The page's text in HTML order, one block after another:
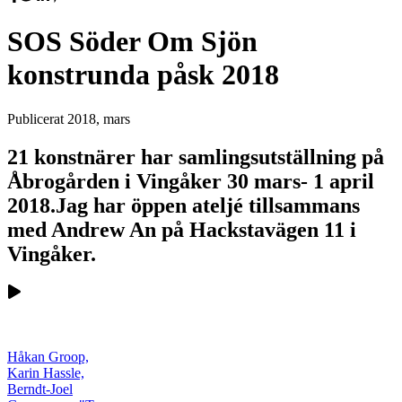
SOS Söder Om Sjön
konstrunda påsk 2018
Publicerat 2018, mars
21 konstnärer har samlingsutställning på
Åbrogården i Vingåker 30 mars- 1 april
2018.Jag har öppen ateljé tillsammans
med Andrew An på Hackstavägen 11 i
Vingåker.
Håkan Groop,
Karin Hassle,
Berndt-Joel